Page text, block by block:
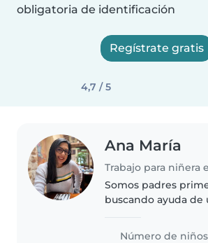
obligatoria de identificación
Regístrate gratis
4,7 / 5
Ana María
Somos padres
buscando ayuda de
en casa
Número de